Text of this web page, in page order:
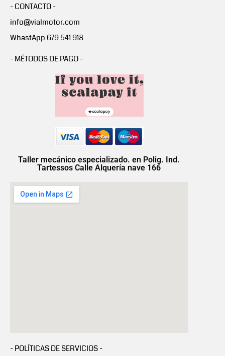
- CONTACTO -
info@vialmotor.com
WhastApp 679 541 918
- MÉTODOS DE PAGO -
Taller mecánico especializado. en Polig. Ind.
Tartessos Calle Alquería nave 166
- POLÍTICAS DE SERVICIOS -